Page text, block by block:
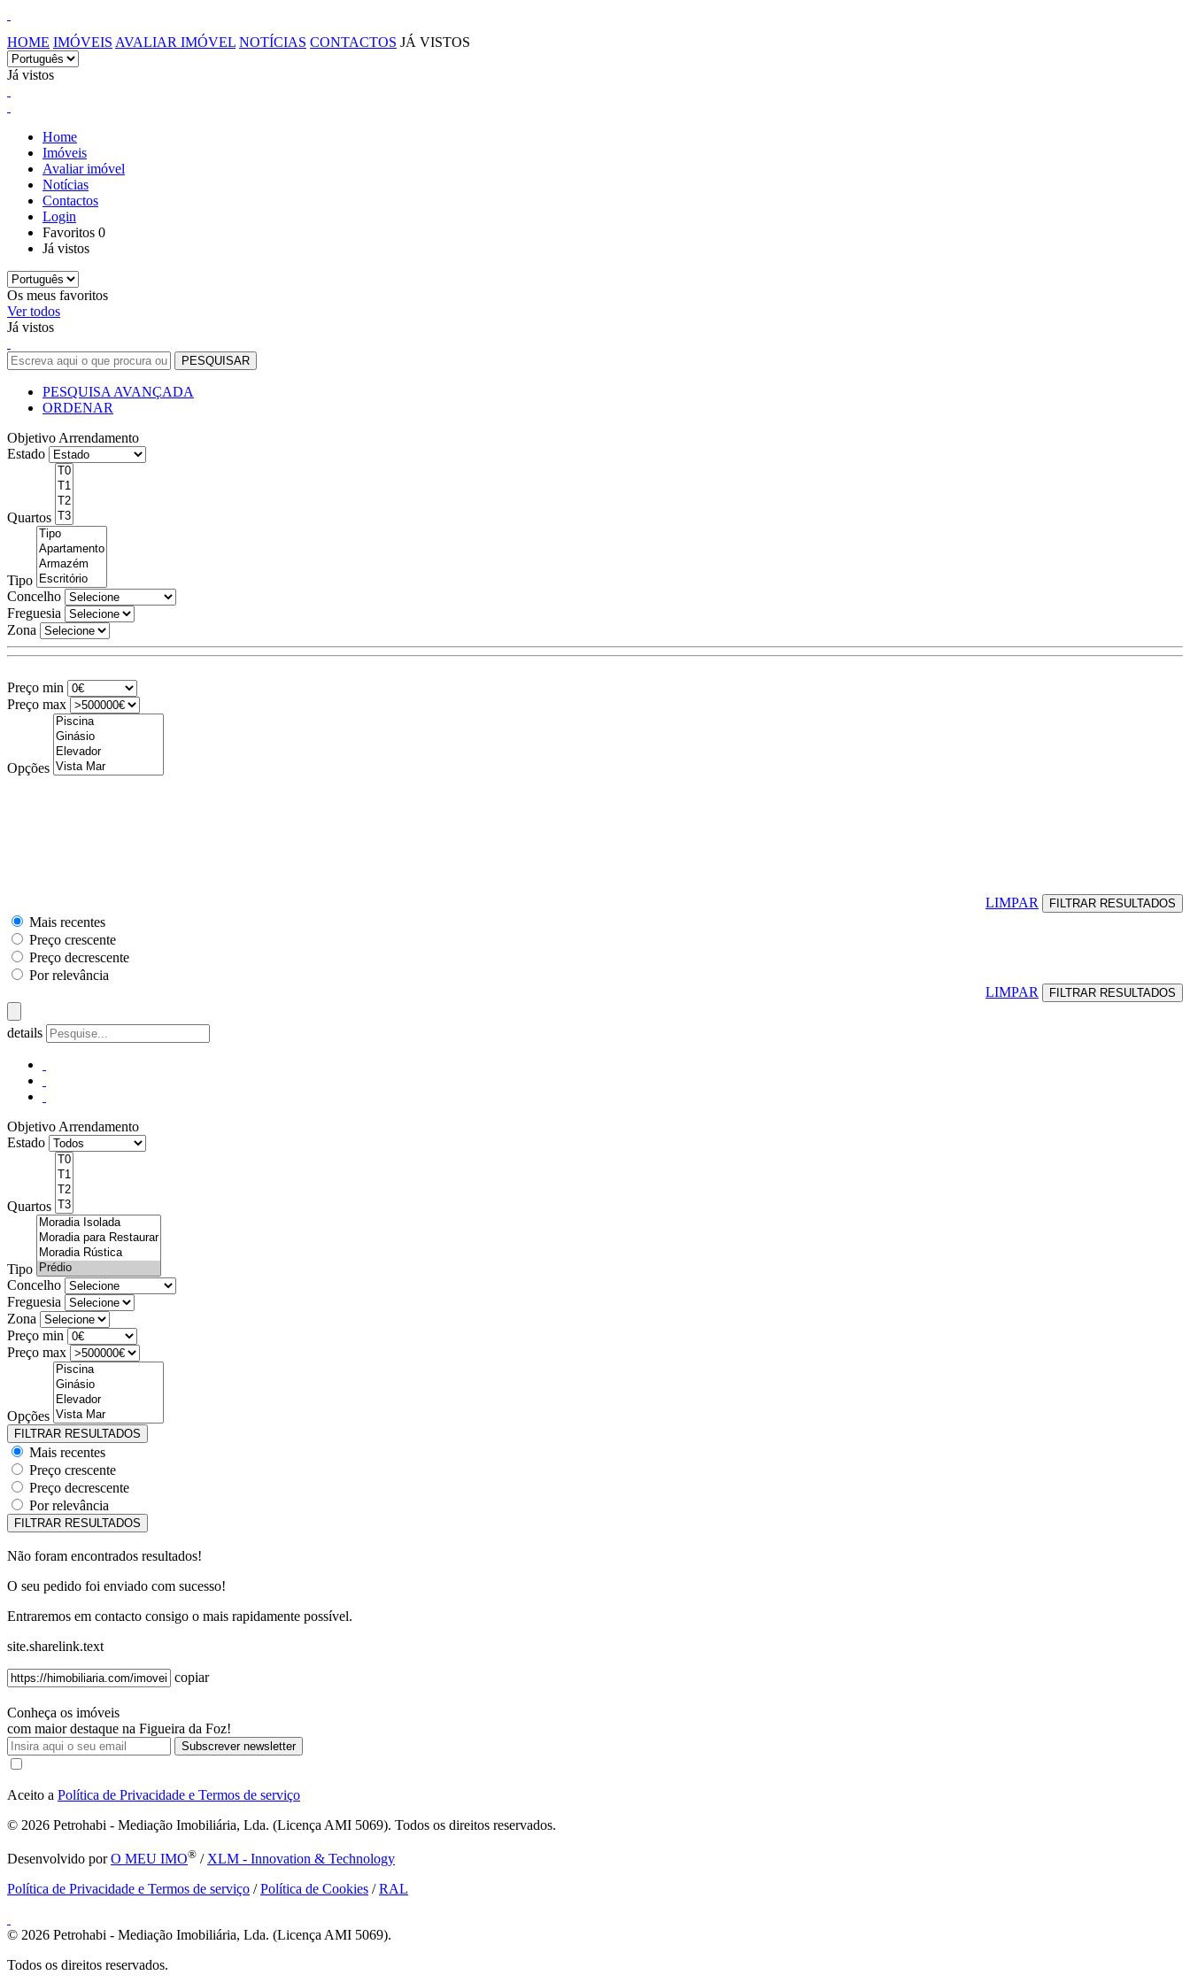
HOME IMÓVEIS AVALIAR IMÓVEL NOTÍCIAS CONTACTOS JÁ VISTOS
Já vistos
Home
Imóveis
Avaliar imóvel
Notícias
Contactos
Login
Favoritos 0
Já vistos
Os meus favoritos
Ver todos
Já vistos
PESQUISA AVANÇADA
ORDENAR
Objetivo Arrendamento
Estado
Quartos
Tipo
Concelho
Freguesia
Zona
Preço min
Preço max
Opções
LIMPAR
Mais recentes
Preço crescente
Preço decrescente
Por relevância
LIMPAR
details
Objetivo Arrendamento
Estado
Quartos
Tipo
Concelho
Freguesia
Zona
Preço min
Preço max
Opções
Mais recentes
Preço crescente
Preço decrescente
Por relevância
Não foram encontrados resultados!
O seu pedido foi enviado com sucesso!
Entraremos em contacto consigo o mais rapidamente possível.
site.sharelink.text
copiar
Conheça os imóveis
com maior destaque na Figueira da Foz!
Subscrever newsletter
Aceito a Política de Privacidade e Termos de serviço
© 2026 Petrohabi - Mediação Imobiliária, Lda. (Licença AMI 5069). Todos os direitos reservados.
Desenvolvido porO MEU IMO® / XLM - Innovation & Technology
Política de Privacidade e Termos de serviço /Política de Cookies /RAL
© 2026 Petrohabi - Mediação Imobiliária, Lda. (Licença AMI 5069).
Todos os direitos reservados.